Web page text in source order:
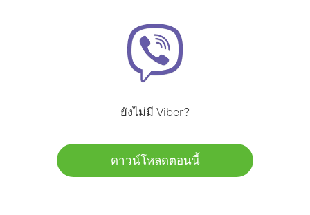
ยังไม่มี Viber?
ดาวน์โหลดตอนนี้